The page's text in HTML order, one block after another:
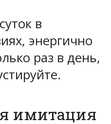
в
энергично
раз в день,
имитация